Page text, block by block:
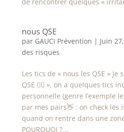
nous QSE
par GAUCI Prévention | Juin
des risques
Les tics de « nous les QSE » Je
QSE 👷‍♀️ », on a quelques tics
personnelle (genre l’exemple
par mes pairs👋 : on check les
quand on rentre dans une
POURQUOI ?...